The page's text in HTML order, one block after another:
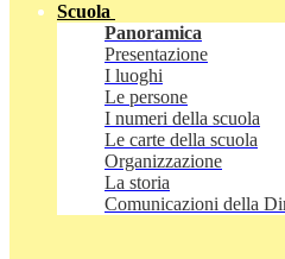
Scuola
Panoramica
Presentazione
I luoghi
Le persone
I numeri della scuola
Le carte della scuola
Organizzazione
La storia
Comunicazioni della